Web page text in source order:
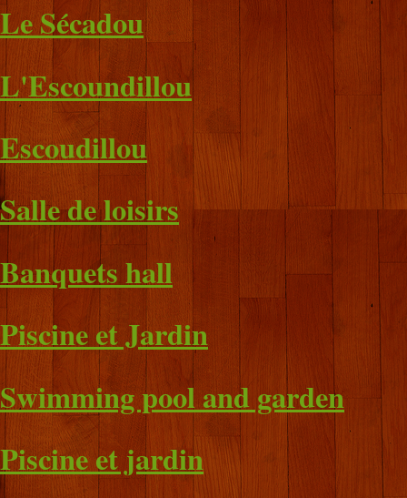
Le Sécadou
L'Escoundillou
Escoudillou
Salle de loisirs
Banquets hall
Piscine et Jardin
Swimming pool and garden
Piscine et jardin